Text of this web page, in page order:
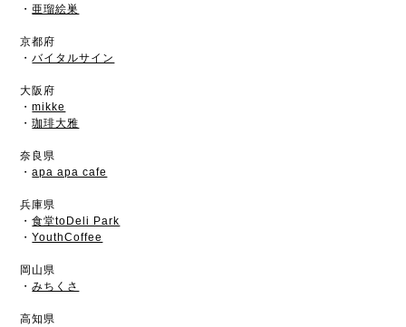
・ 亜瑠絵巣
京都府
・バイタルサイン
大阪府
・mikke
・珈琲大雅
奈良県
・apa apa cafe
兵庫県
・食堂toDeli Park
・YouthCoffee
岡山県
・みちくさ
高知県